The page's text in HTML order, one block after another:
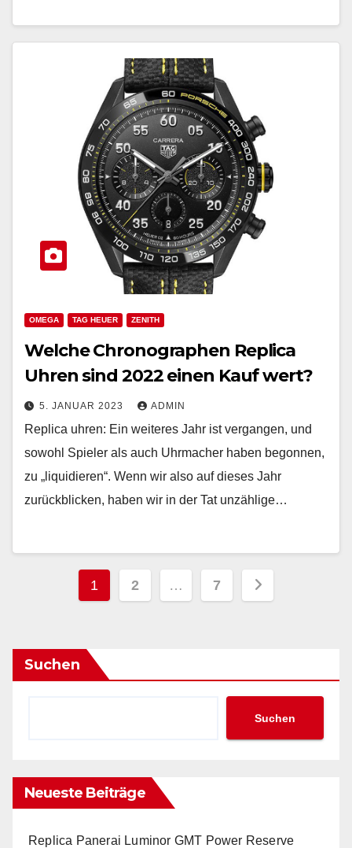
OMEGA TAG HEUER ZENITH
Welche Chronographen Replica
Uhren sind 2022 einen Kauf wert?
5. JANUAR 2023 ADMIN
Replica uhren: Ein weiteres Jahr ist vergangen, und
sowohl Spieler als auch Uhrmacher haben begonnen,
zu „liquidieren“. Wenn wir also auf dieses Jahr
zurückblicken, haben wir in der Tat unzählige…
Seitennummerierung
Beiträge
1 2 … 7
Suchen
Suchen
Neueste Beiträge
Replica Panerai Luminor GMT Power Reserve